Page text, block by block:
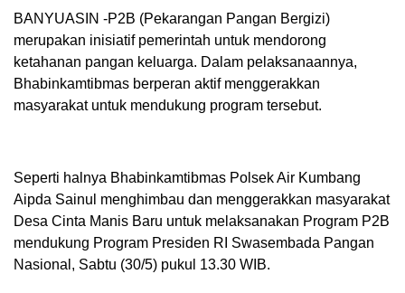
BANYUASIN -P2B (Pekarangan Pangan Bergizi)
merupakan inisiatif pemerintah untuk mendorong
ketahanan pangan keluarga. Dalam pelaksanaannya,
Bhabinkamtibmas berperan aktif menggerakkan
masyarakat untuk mendukung program tersebut.
Seperti halnya Bhabinkamtibmas Polsek Air Kumbang
Aipda Sainul menghimbau dan menggerakkan masyarakat
Desa Cinta Manis Baru untuk melaksanakan Program P2B
mendukung Program Presiden RI Swasembada Pangan
Nasional, Sabtu (30/5) pukul 13.30 WIB.